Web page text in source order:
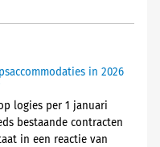
in 2026
logies per 1 januari
bestaande contracten
in een reactie van